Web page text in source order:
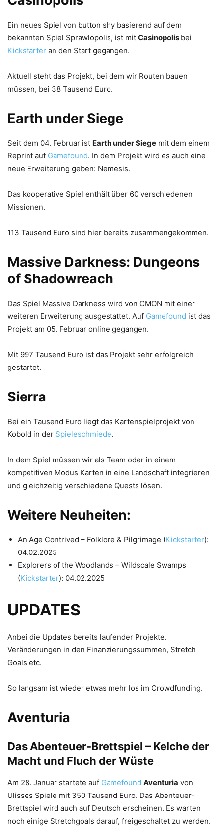
Ein neues Spiel von button shy basierend auf dem
bekannten Spiel Sprawlopolis, ist mit Casinopolis bei
Kickstarter an den Start gegangen.
Aktuell steht das Projekt, bei dem wir Routen bauen
müssen, bei 38 Tausend Euro.
Earth under Siege
Seit dem 04. Februar ist Earth under Siege mit dem einem
Reprint auf Gamefound. In dem Projekt wird es auch eine
neue Erweiterung geben: Nemesis.
Das kooperative Spiel enthält über 60 verschiedenen
Missionen.
113 Tausend Euro sind hier bereits zusammengekommen.
Massive Darkness: Dungeons
of Shadowreach
Das Spiel Massive Darkness wird von CMON mit einer
weiteren Erweiterung ausgestattet. Auf Gamefound ist das
Projekt am 05. Februar online gegangen.
Mit 997 Tausend Euro ist das Projekt sehr erfolgreich
gestartet.
Sierra
Bei ein Tausend Euro liegt das Kartenspielprojekt von
Kobold in der Spieleschmiede.
In dem Spiel müssen wir als Team oder in einem
kompetitiven Modus Karten in eine Landschaft integrieren
und gleichzeitig verschiedene Quests lösen.
Weitere Neuheiten:
An Age Contrived – Folklore & Pilgrimage (Kickstarter):
04.02.2025
Explorers of the Woodlands – Wildscale Swamps
(Kickstarter): 04.02.2025
UPDATES
Anbei die Updates bereits laufender Projekte.
Veränderungen in den Finanzierungssummen, Stretch
Goals etc.
So langsam ist wieder etwas mehr los im Crowdfunding.
Aventuria
Das Abenteuer-Brettspiel – Kelche der
Macht und Fluch der Wüste
Am 28. Januar startete auf Gamefound Aventuria von
Ulisses Spiele mit 350 Tausend Euro. Das Abenteuer-
Brettspiel wird auch auf Deutsch erscheinen. Es warten
noch einige Stretchgoals darauf, freigeschaltet zu werden.